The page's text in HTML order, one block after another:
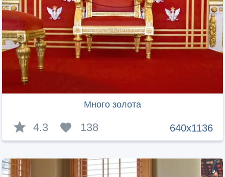
Много золота
640x1136
4.3 138